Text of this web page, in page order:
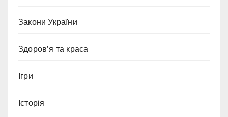
Закони України
Здоров’я та краса
Ігри
Історія